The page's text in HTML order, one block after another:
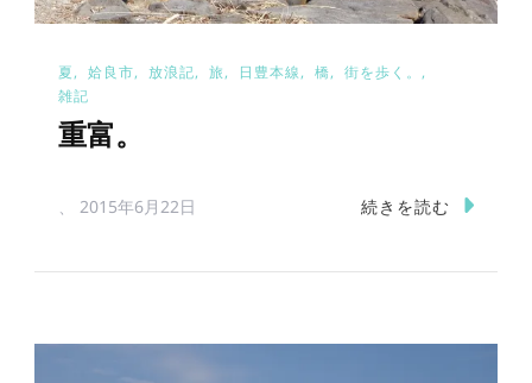
夏 姶良市 放浪記 旅 日豊本線 橋
街を歩く。
雑記
重富。
、 2015年6月22日 続きを読む